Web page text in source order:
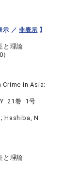
示 ／非表示 】
と理論
in Asia:
21巻 1号
Hashiba, N
と理論